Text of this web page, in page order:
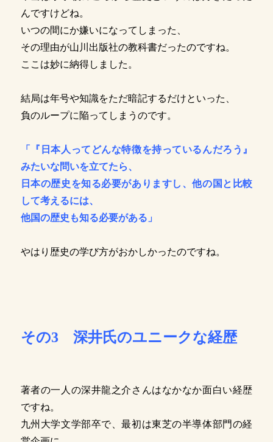
んですけどね。
いつの間にか嫌いになってしまった、
その理由が山川出版社の教科書だったのですね。
ここは妙に納得しました。
結局は年号や知識をただ暗記するだけといった、
負のループに陥ってしまうのです。
「『日本人ってどんな特徴を持っているんだろう』
みたいな問いを立てたら、
日本の歴史を知る必要がありますし、他の国と比較
して考えるには、
他国の歴史も知る必要がある」
やはり歴史の学び方がおかしかったのですね。
その3 深井氏のユニークな経歴
著者の一人の深井龍之介さんはなかなか面白い経歴
ですね。
九州大学文学部卒で、最初は東芝の半導体部門の経